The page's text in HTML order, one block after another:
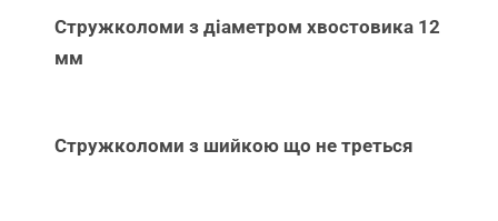
Стружколоми з діаметром хвостовика 12
мм
Стружколоми з шийкою що не треться